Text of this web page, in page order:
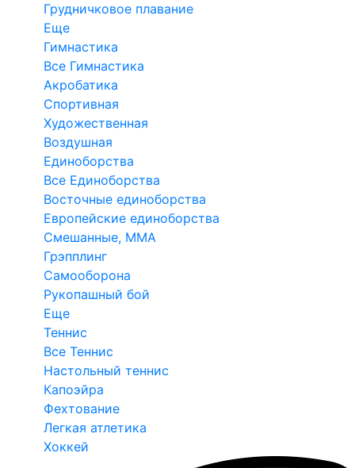
Грудничковое плавание
Еще
Гимнастика
Все Гимнастика
Акробатика
Спортивная
Художественная
Воздушная
Единоборства
Все Единоборства
Восточные единоборства
Европейские единоборства
Смешанные, ММА
Грэпплинг
Самооборона
Рукопашный бой
Еще
Теннис
Все Теннис
Настольный теннис
Капоэйра
Фехтование
Легкая атлетика
Хоккей